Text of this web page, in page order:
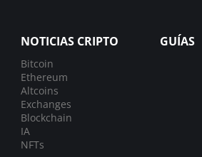
NOTICIAS CRIPTO
Bitcoin
Ethereum
Altcoins
Exchanges
Blockchain
IA
NFTs
GUÍAS